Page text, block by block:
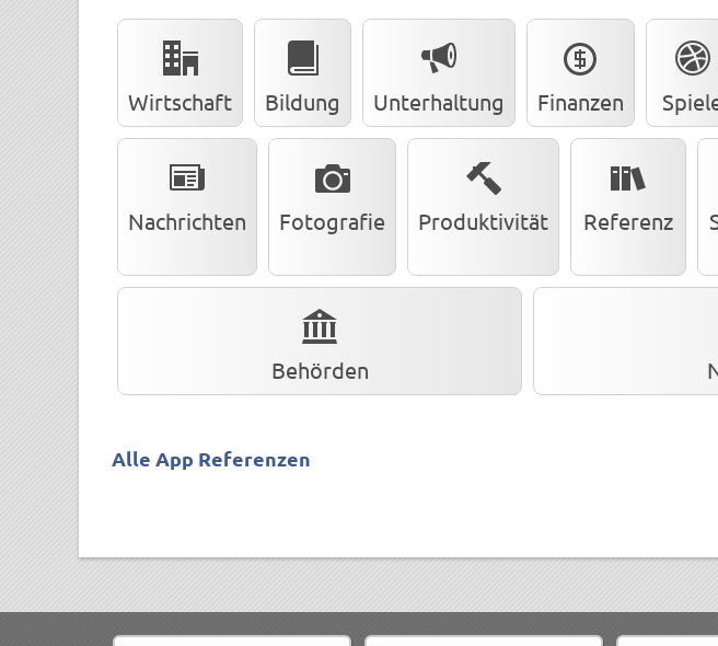
Wirtschaft Bildung Unterhaltung Finanzen
Nachrichten Fotografie Produktivität Referenz
Behörden
Alle App Referenzen